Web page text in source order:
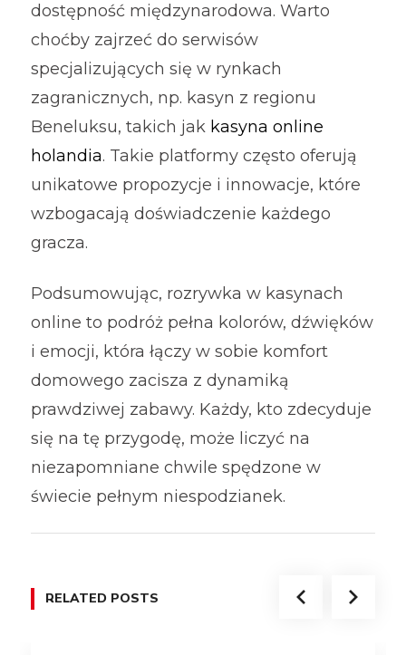
dostępność międzynarodowa. Warto
choćby zajrzeć do serwisów
specjalizujących się w rynkach
zagranicznych, np. kasyn z regionu
Beneluksu, takich jak kasyna online
holandia. Takie platformy często oferują
unikatowe propozycje i innowacje, które
wzbogacają doświadczenie każdego
gracza.
Podsumowując, rozrywka w kasynach
online to podróż pełna kolorów, dźwięków
i emocji, która łączy w sobie komfort
domowego zacisza z dynamiką
prawdziwej zabawy. Każdy, kto zdecyduje
się na tę przygodę, może liczyć na
niezapomniane chwile spędzone w
świecie pełnym niespodzianek.
RELATED POSTS